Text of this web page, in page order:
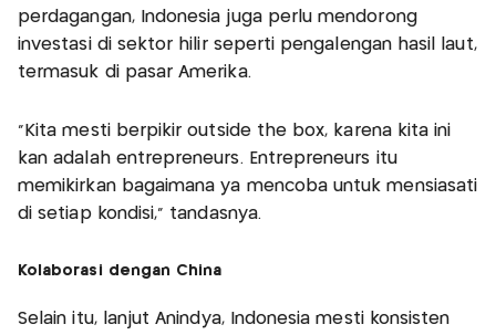
perdagangan, Indonesia juga perlu mendorong
investasi di sektor hilir seperti pengalengan hasil laut,
termasuk di pasar Amerika.
"Kita mesti berpikir outside the box, karena kita ini
kan adalah entrepreneurs. Entrepreneurs itu
memikirkan bagaimana ya mencoba untuk mensiasati
di setiap kondisi," tandasnya.
Kolaborasi dengan China
Selain itu, lanjut Anindya, Indonesia mesti konsisten